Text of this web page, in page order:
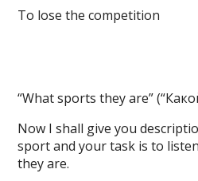
To lose the
“What sports they are”
Now I shall give you
sport and your task is to
they are.